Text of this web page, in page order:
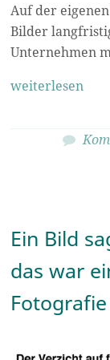
Auf der
Bilder
Unternehmen
weiterlesen
Ein Bild
das war